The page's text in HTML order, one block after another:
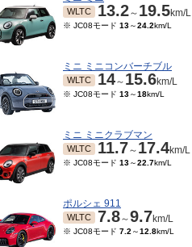
WLTC 13.2～ 19.5km/L
※ JC08モード 13～24.2km/L
ミニ ミニコンバーチブル
WLTC 14～ 15.6km/L
※ JC08モード 13～18km/L
ミニ ミニクラブマン
WLTC 11.7～ 17.4km/L
※ JC08モード 13～22.7km/L
ポルシェ 911
WLTC 7.8～9.7km/L
※ JC08モード 7.2 ～12.8km/L